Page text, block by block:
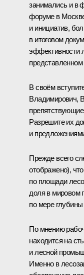
занимались и в
форуме в
и инициатив,
в итоговом
эффективности
представленном
В своём
Владимирович,
Разрешите их
и
Прежде всего
отображено),
по площади
доля в мировом
по мере
По мнению
находится на
и лесной
Именно в